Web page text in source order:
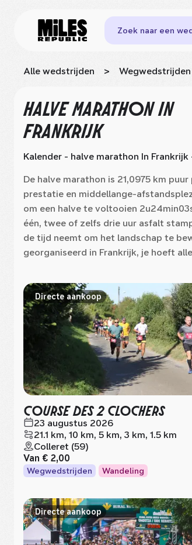
Zoek naar een
Alle wedstrijden > Wegwedstrijden
HALVE MARATHONIN
FRANKRIJK
Kalender - halve marathon In Frankrijk
De halve marathon is 21,0975 km
prestatie en middellange-
om een halve te voltooien
één, twee of zelfs drie uur asfalt
de tijd neemt om het landschap te
georganiseerd in Frankrijk, je hoeft
Directe aankoop
COURSE DES 2 CLOCHERS
23 augustus 2026
21.1 km, 10 km, 5 km, 3 km, 1.5 km
Colleret (59)
Van € 2,00
Wegwedstrijden Wandeling
Directe aankoop